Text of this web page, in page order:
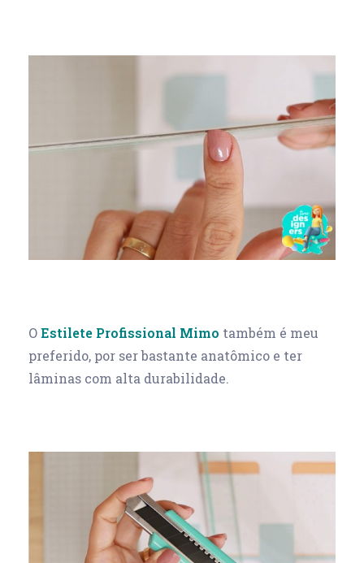
OEstilete Profissional Mimo também é meu
preferido, por ser bastante anatômico e ter
lâminas com alta durabilidade.